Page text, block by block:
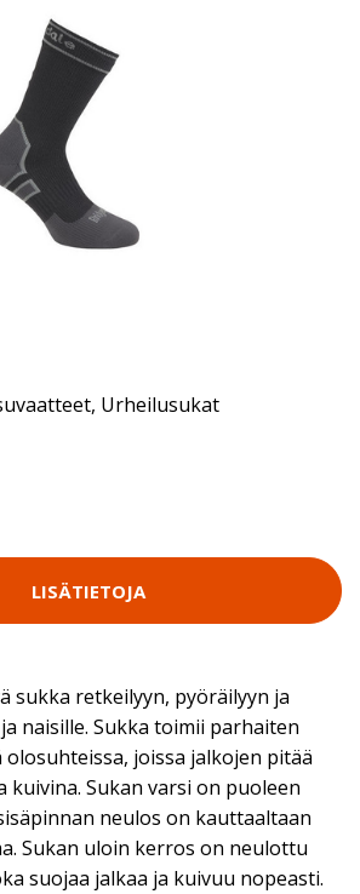
, Urheilusukat
LISÄTIETOJA
sukka retkeilyyn, pyöräilyyn ja
naisille. Sukka toimii parhaiten
olosuhteissa, joissa jalkojen pitää
kuivina. Sukan varsi on puoleen
neulos on kauttaaltaan
Sukan uloin kerros on neulottu
suojaa jalkaa ja kuivuu nopeasti.